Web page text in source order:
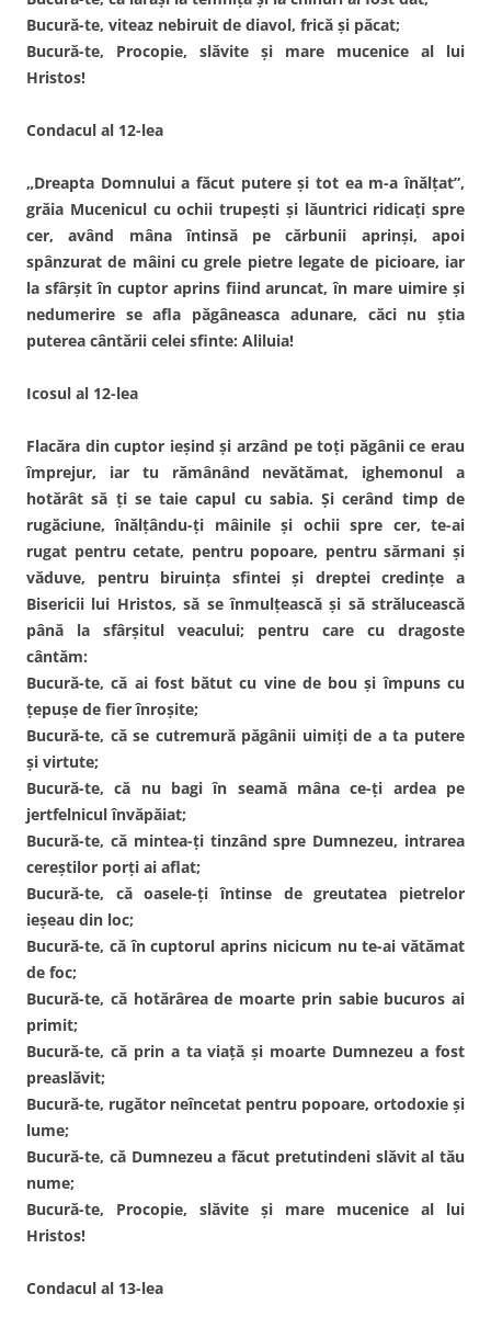
Bucură-te, viteaz nebiruit de diavol, frică şi păcat;
Bucură-te, Procopie, slăvite şi mare mucenice al lui
Hristos!
Condacul al 12-lea
„Dreapta Domnului a făcut putere şi tot ea m-a înălţat”,
grăia Mucenicul cu ochii trupeşti şi lăuntrici ridicaţi spre
cer, având mâna întinsă pe cărbunii aprinşi, apoi
spânzurat de mâini cu grele pietre legate de picioare, iar
la sfârşit în cuptor aprins fiind aruncat, în mare uimire şi
nedumerire se afla păgâneasca adunare, căci nu ştia
puterea cântării celei sfinte: Aliluia!
Icosul al 12-lea
Flacăra din cuptor ieşind şi arzând pe toţi păgânii ce erau
împrejur, iar tu rămânând nevătămat, ighemonul a
hotărât să ţi se taie capul cu sabia. Şi cerând timp de
rugăciune, înălţându-ţi mâinile şi ochii spre cer, te-ai
rugat pentru cetate, pentru popoare, pentru sărmani şi
văduve, pentru biruinţa sfintei şi dreptei credinţe a
Bisericii lui Hristos, să se înmulţească şi să strălucească
până la sfârşitul veacului; pentru care cu dragoste
cântăm:
Bucură-te, că ai fost bătut cu vine de bou şi împuns cu
ţepuşe de fier înroşite;
Bucură-te, că se cutremură păgânii uimiţi de a ta putere
şi virtute;
Bucură-te, că nu bagi în seamă mâna ce-ţi ardea pe
jertfelnicul învăpăiat;
Bucură-te, că mintea-ţi tinzând spre Dumnezeu, intrarea
cereştilor porţi ai aflat;
Bucură-te, că oasele-ţi întinse de greutatea pietrelor
ieşeau din loc;
Bucură-te, că în cuptorul aprins nicicum nu te-ai vătămat
de foc;
Bucură-te, că hotărârea de moarte prin sabie bucuros ai
primit;
Bucură-te, că prin a ta viaţă şi moarte Dumnezeu a fost
preaslăvit;
Bucură-te, rugător neîncetat pentru popoare, ortodoxie şi
lume;
Bucură-te, că Dumnezeu a făcut pretutindeni slăvit al tău
nume;
Bucură-te, Procopie, slăvite şi mare mucenice al lui
Hristos!
Condacul al 13-lea